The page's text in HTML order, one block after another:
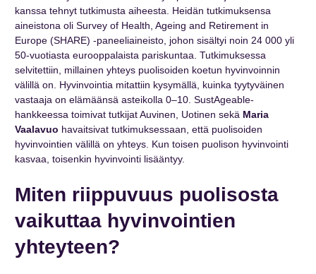
kanssa tehnyt tutkimusta aiheesta. Heidän tutkimuksensa
aineistona oli Survey of Health, Ageing and Retirement in
Europe (SHARE) -paneeliaineisto, johon sisältyi noin 24 000 yli
50-vuotiasta eurooppalaista pariskuntaa. Tutkimuksessa
selvitettiin, millainen yhteys puolisoiden koetun hyvinvoinnin
välillä on. Hyvinvointia mitattiin kysymällä, kuinka tyytyväinen
vastaaja on elämäänsä asteikolla 0–10. SustAgeable-
hankkeessa toimivat tutkijat Auvinen, Uotinen sekä Maria
Vaalavuo havaitsivat tutkimuksessaan, että puolisoiden
hyvinvointien välillä on yhteys. Kun toisen puolison hyvinvointi
kasvaa, toisenkin hyvinvointi lisääntyy.
Miten riippuvuus puolisosta
vaikuttaa hyvinvointien
yhteyteen?